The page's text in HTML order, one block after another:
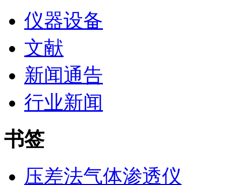
仪器设备
文献
新闻通告
行业新闻
书签
压差法气体渗透仪